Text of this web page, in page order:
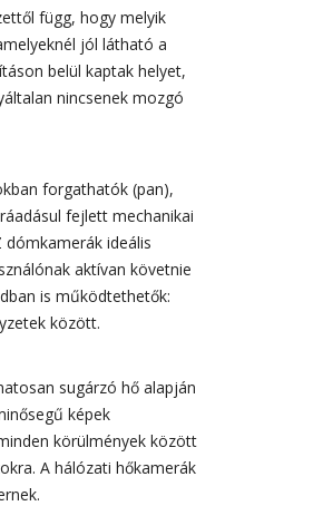
függ, hogy melyik
jól látható a
belül kaptak helyet,
nincsenek mozgó
forgathatók (pan),
fejlett mechanikai
ideális
aktívan követnie
is működtethetők:
között.
sugárzó hő alapján
képek
körülmények között
A hálózati hőkamerák